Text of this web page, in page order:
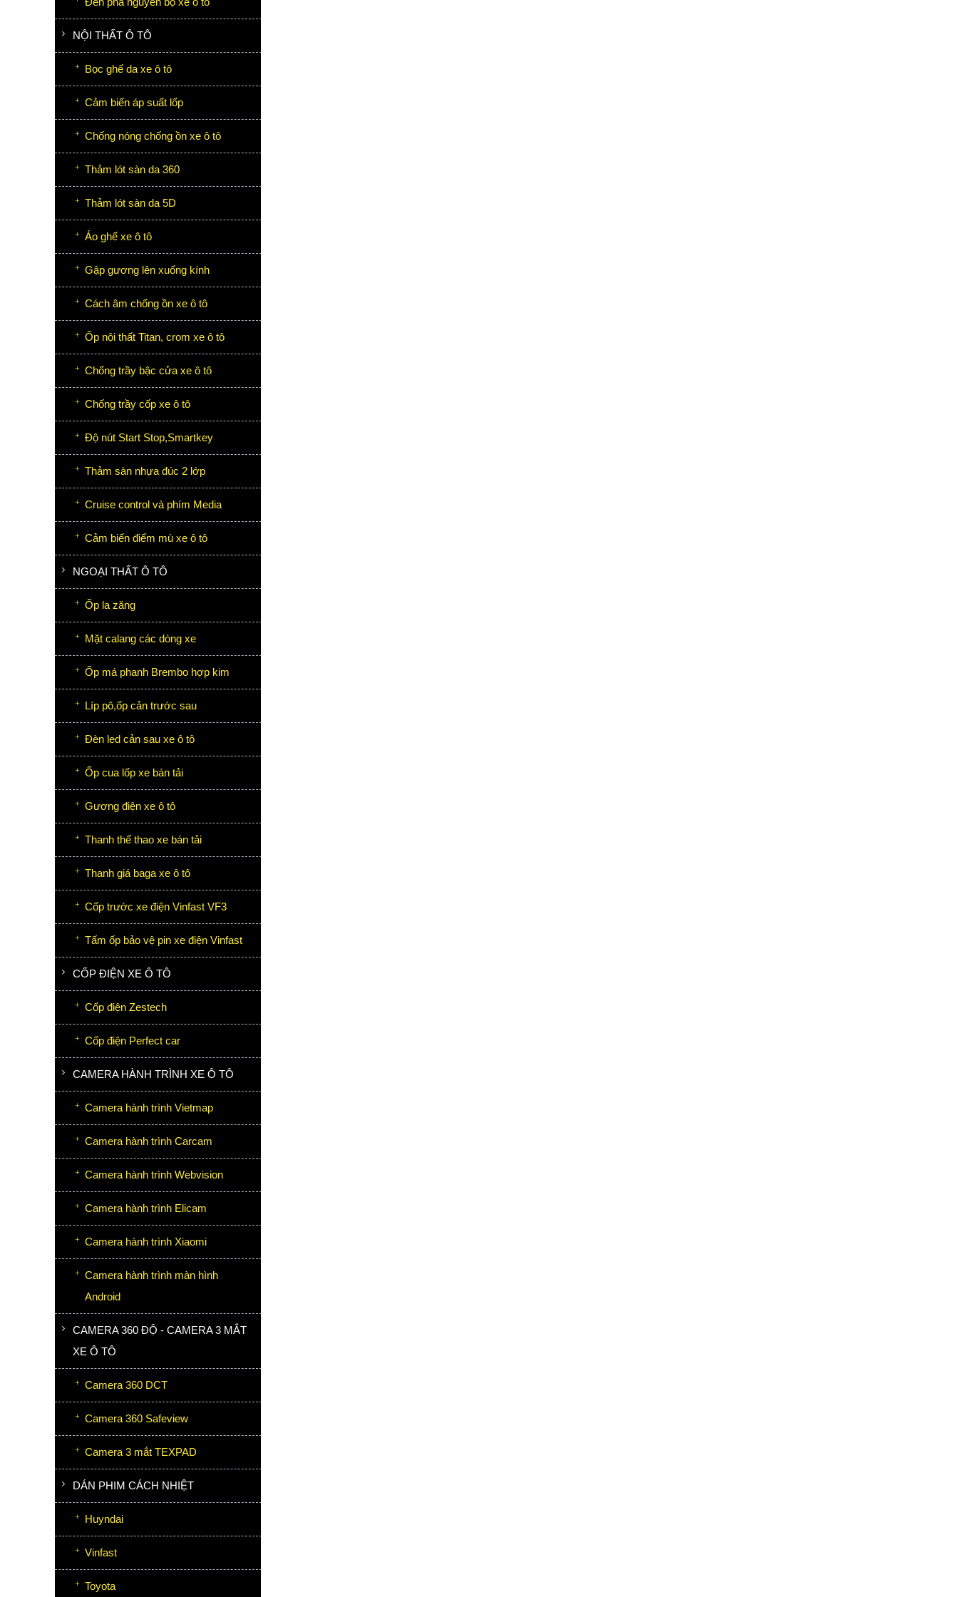
NỘI THẤT Ô TÔ
Bọc ghế da xe ô tô
Cảm biến áp suất lốp
Chống nóng chống ồn xe ô tô
Thảm lót sàn da 360
Thảm lót sàn da 5D
Áo ghế xe ô tô
Gập gương lên xuống kính
Cách âm chống ồn xe ô tô
Ốp nội thất Titan, crom xe ô tô
Chống trầy bậc cửa xe ô tô
Chống trầy cốp xe ô tô
Độ nút Start Stop,Smartkey
Thảm sàn nhựa đúc 2 lớp
Cruise control và phím Media
Cảm biến điểm mù xe ô tô
NGOẠI THẤT Ô TÔ
Ốp la zăng
Mặt calang các dòng xe
Ốp má phanh Brembo hợp kim
Líp pô,ốp cản trước sau
Đèn led cản sau xe ô tô
Ốp cua lốp xe bán tải
Gương điện xe ô tô
Thanh thể thao xe bán tải
Thanh giá baga xe ô tô
Cốp trước xe điện Vinfast VF3
Tấm ốp bảo vệ pin xe điện Vinfast
CỐP ĐIỆN XE Ô TÔ
Cốp điện Zestech
Cốp điện Perfect car
CAMERA HÀNH TRÌNH XE Ô TÔ
Camera hành trình Vietmap
Camera hành trình Carcam
Camera hành trình Webvision
Camera hành trình Elicam
Camera hành trình Xiaomi
Camera hành trình màn hình
Android
CAMERA 360 ĐỘ - CAMERA 3 MẮT
XE Ô TÔ
Camera 360 DCT
Camera 360 Safeview
Camera 3 mắt TEXPAD
DÁN PHIM CÁCH NHIỆT
Huyndai
Vinfast
Toyota